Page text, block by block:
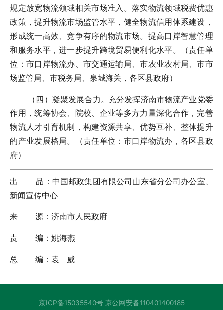
规定放宽物流领域相关市场准入。落实物流领域税费优惠
政策，提升物流市场监管水平，健全物流信用体系建设，
形成统一高效、竞争有序的物流市场。提高口岸智慧管理
和服务水平，进一步提升跨境贸易便利化水平。（责任单
位：市口岸物流办、市交通运输局、市农业农村局、市市
场监管局、市税务局、泉城海关，各区县政府）
（四）凝聚发展合力。充分发挥济南市物流产业党委
作用，统筹协会、院校、企业等多方力量深化合作，完善
物流人才引育机制，构建资源共享、优势互补、整体提升
的产业发展格局。（责任单位：市口岸物流办，各区县政
府）
出 品：中国邮政集团有限公司山东省分公司办公室、
新闻宣传中心
来 源：济南市人民政府
责 编：姚海燕
总 编：袁 威
京ICP备15035540号 京公网安备110401400185